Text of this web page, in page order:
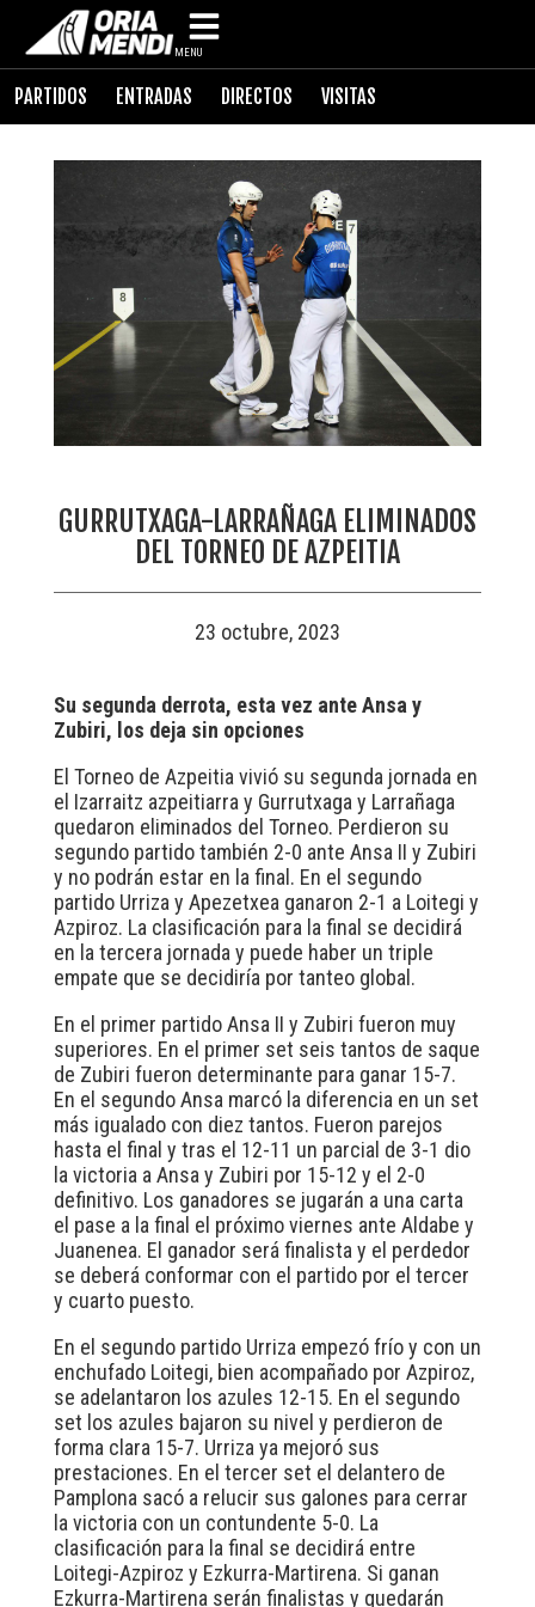
MENU
PARTIDOS ENTRADAS DIRECTOS VISITAS
GURRUTXAGA-LARRAÑAGA ELIMINADOS
DEL TORNEO DE AZPEITIA
23 octubre, 2023
Su segunda derrota, esta vez ante Ansa y
Zubiri, los deja sin opciones
El Torneo de Azpeitia vivió su segunda jornada en
el Izarraitz azpeitiarra y Gurrutxaga y Larrañaga
quedaron eliminados del Torneo. Perdieron su
segundo partido también 2-0 ante Ansa II y Zubiri
y no podrán estar en la final. En el segundo
partido Urriza y Apezetxea ganaron 2-1 a Loitegi y
Azpiroz. La clasificación para la final se decidirá
en la tercera jornada y puede haber un triple
empate que se decidiría por tanteo global.
En el primer partido Ansa II y Zubiri fueron muy
superiores. En el primer set seis tantos de saque
de Zubiri fueron determinante para ganar 15-7.
En el segundo Ansa marcó la diferencia en un set
más igualado con diez tantos. Fueron parejos
hasta el final y tras el 12-11 un parcial de 3-1 dio
la victoria a Ansa y Zubiri por 15-12 y el 2-0
definitivo. Los ganadores se jugarán a una carta
el pase a la final el próximo viernes ante Aldabe y
Juanenea. El ganador será finalista y el perdedor
se deberá conformar con el partido por el tercer
y cuarto puesto.
En el segundo partido Urriza empezó frío y con un
enchufado Loitegi, bien acompañado por Azpiroz,
se adelantaron los azules 12-15. En el segundo
set los azules bajaron su nivel y perdieron de
forma clara 15-7. Urriza ya mejoró sus
prestaciones. En el tercer set el delantero de
Pamplona sacó a relucir sus galones para cerrar
la victoria con un contundente 5-0. La
clasificación para la final se decidirá entre
Loitegi-Azpiroz y Ezkurra-Martirena. Si ganan
Ezkurra-Martirena serán finalistas y quedarán